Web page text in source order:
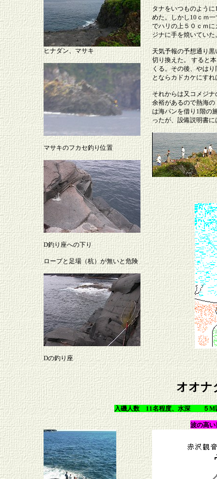
ヒナダン、マサキ
マサキのフカセ釣り位置
D釣り座への下り
ロープと足場（杭）が無いと危険
Dの釣り座
タナをいつものよう
めた。しかし10ｃｍ
でハリの上５０ｃｍ
ジナに手を焼いていた
天気予報の予想通り
切り換えた。 すると
くる。その後、やは
とならカドカケにすれ
それからは又コメジ
余裕があるので熱海
は海パンを借り1階の
ったが、設備説明書
オオナ
入磯人数 11名程度、水深 ５M以
波の高